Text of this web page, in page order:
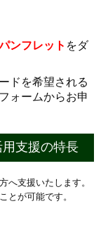
ンフレット をダ
ドを希望される
ォームからお申
支援の特長
へ支援いたします。
とが可能です。